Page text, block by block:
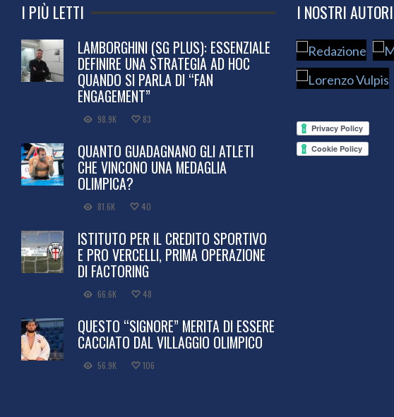
I PIÙ LETTI
LAMBORGHINI (SG PLUS): ESSENZIALE
DEFINIRE UNA STRATEGIA AD HOC
QUANDO SI PARLA DI “FAN
ENGAGEMENT”
98.9K 83
QUANTO GUADAGNANO GLI ATLETI
CHE VINCONO UNA MEDAGLIA
OLIMPICA?
81.6K 40
ISTITUTO PER IL CREDITO SPORTIVO
E PRO VERCELLI, PRIMA OPERAZIONE
DI FACTORING
66.6K 48
QUESTO “SIGNORE” MERITA DI ESSERE
CACCIATO DAL VILLAGGIO OLIMPICO
56.9K 106
I NOSTRI AUTORI